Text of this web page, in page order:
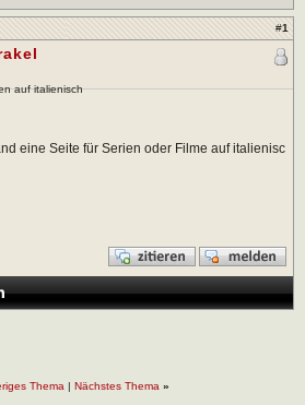
#1
auf italienisch
eine Seite für Serien oder Filme auf italienisc
Thema | Nächstes Thema »